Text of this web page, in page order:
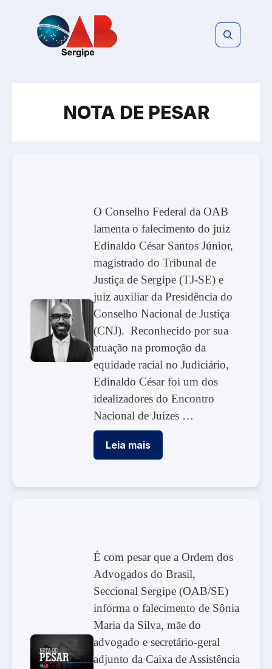
NOTA DE PESAR
O Conselho Federal da OAB
lamenta o falecimento do juiz
Edinaldo César Santos Júnior,
magistrado do Tribunal de
Justiça de Sergipe (TJ-SE) e
juiz auxiliar da Presidência do
Conselho Nacional de Justiça
(CNJ). Reconhecido por sua
atuação na promoção da
equidade racial no Judiciário,
Edinaldo César foi um dos
idealizadores do Encontro
Nacional de Juízes …
Leia mais
É com pesar que a Ordem dos
Advogados do Brasil,
Seccional Sergipe (OAB/SE)
informa o falecimento de Sônia
Maria da Silva, mãe do
advogado e secretário-geral
adjunto da Caixa de Assistência